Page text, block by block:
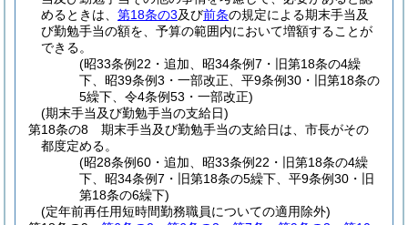
めるときは、 第18条の3及び前条の規定による期末手当及
び勤勉手当の額を、予算の範囲内において増額することが
できる。
(昭33条例22・追加、昭34条例7・旧第18条の4繰
下、昭39条例3・一部改正、平9条例30・旧第18条の
5繰下、令4条例53・一部改正)
(期末手当及び勤勉手当の支給日)
第18条の8
期末手当及び勤勉手当の支給日は、市長がその
都度定める。
(昭28条例60・追加、昭33条例22・旧第18条の4繰
下、昭34条例7・旧第18条の5繰下、平9条例30・旧
第18条の6繰下)
(定年前再任用短時間勤務職員についての適用除外)